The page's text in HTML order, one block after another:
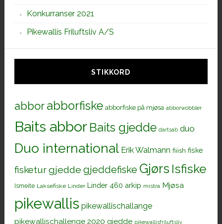
Konkurranser 2021
Pikewallis Friluftsliv A/S
STIKKORD
abborabborfiske abborfiske på mjøsa abborwobbler
Baits abbor Baits gjedde dartsab duo
Duo international Erik Walmann fiiish fiske
fisketurgjedde gjeddefiske Gjørs Isfiske
Ismeite Laksefiske Linder Linder 460 arkip mistra Mjøsa
pikewallis pikewallischallange
pikewallischallenge 2020 gjedde pikewallisfriluftsliv